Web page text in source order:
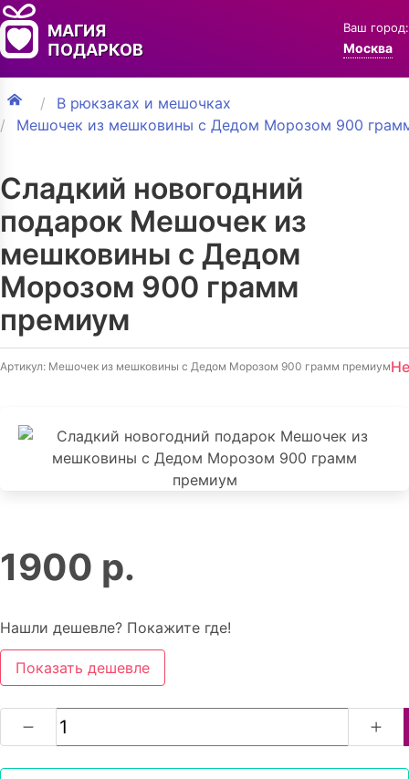
МАГИЯ
ПОДАРКОВ
Ваш город:
Москва
В рюкзаках и мешочках
Мешочек из мешковины с Дедом Морозом 900
Сладкий новогодний
подарок Мешочек из
мешковины с Дедом
Морозом 900 грамм
премиум
Артикул: Мешочек из мешковины с Дедом Морозом 900 грамм премиум
1900 р.
Нашли дешевле? Покажите где!
Показать дешевле